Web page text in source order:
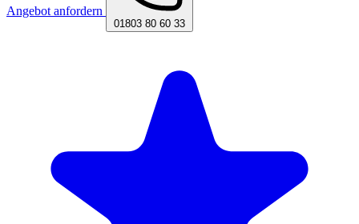
Angebot anfordern
01803 80 60 33